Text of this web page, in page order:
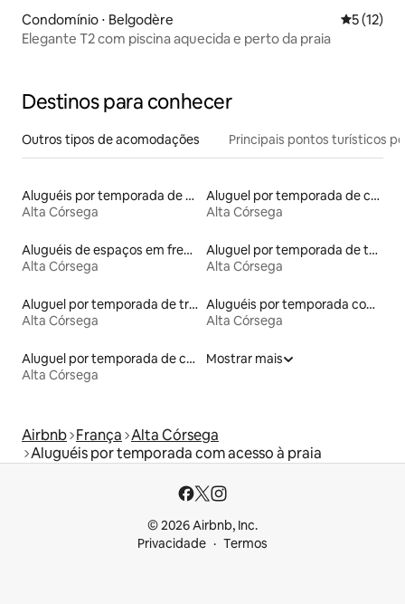
Condomínio ⋅ Belgodère 5 de uma
5 (12)
Elegante T2 com piscina aquecida e perto da praia
Destinos para conhecer
Outros tipos de acomodações Principais pontos turísticos
Aluguéis por temporada de acomodações de luxo
Alta Córsega
Aluguel por temporada de casas de hóspedes
Alta Córsega
Aluguéis de espaços em frente à praia
Alta Córsega
Aluguel por temporada de tendas
Alta Córsega
Aluguel por temporada de trailers
Alta Córsega
Aluguéis por temporada com suítes privativas
Alta Córsega
Aluguel por temporada de casas de veraneio
Alta Córsega
Mostrar mais
Airbnb França Alta Córsega
Aluguéis por temporada com acesso à praia
© 2026 Airbnb, Inc.
Privacidade
Termos